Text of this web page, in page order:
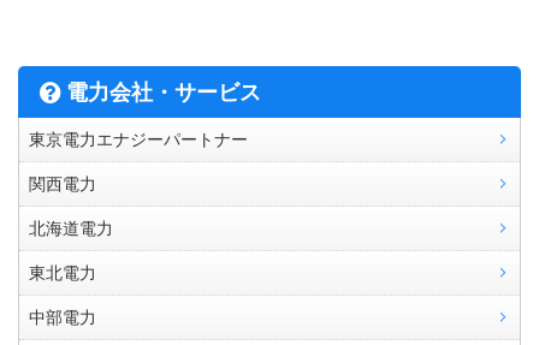
電力会社・サービス
東京電力エナジーパートナー
関西電力
北海道電力
東北電力
中部電力